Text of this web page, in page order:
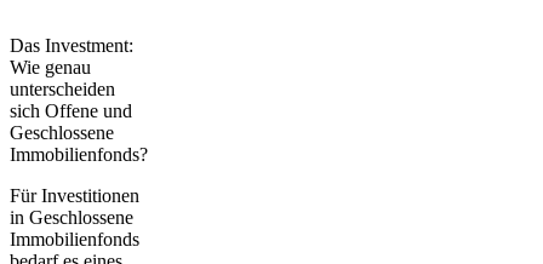
Das Investment:
Wie genau
unterscheiden
sich Offene und
Geschlossene
Immobilienfonds?
Für Investitionen
in Geschlossene
Immobilienfonds